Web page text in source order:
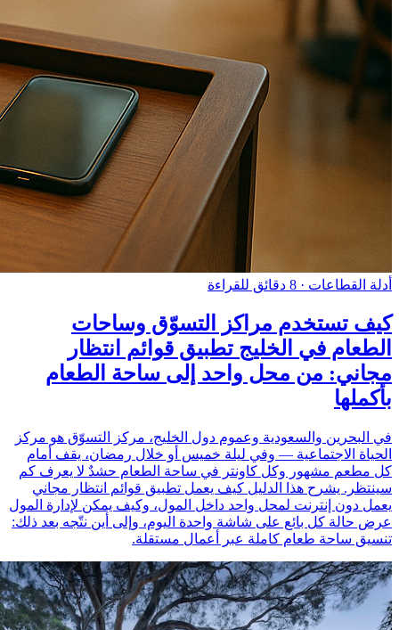
أدلة القطاعات · 8 دقائق للقراءة
كيف تستخدم مراكز التسوّق وساحات
الطعام في الخليج تطبيق قوائم انتظار
مجاني: من محل واحد إلى ساحة الطعام
بأكملها
في البحرين والسعودية وعموم دول الخليج، مركز التسوّق هو مركز
الحياة الاجتماعية — وفي ليلة خميس أو خلال رمضان، يقف أمام
كل مطعم مشهور وكل كاونتر في ساحة الطعام حشدٌ لا يعرف كم
سينتظر. يشرح هذا الدليل كيف يعمل تطبيق قوائم انتظار مجاني
يعمل دون إنترنت لمحل واحد داخل المول، وكيف يمكن لإدارة المول
عرض حالة كل بائع على شاشة واحدة اليوم، وإلى أين نتّجه بعد ذلك:
تنسيق ساحة طعام كاملة عبر أعمال مستقلة.